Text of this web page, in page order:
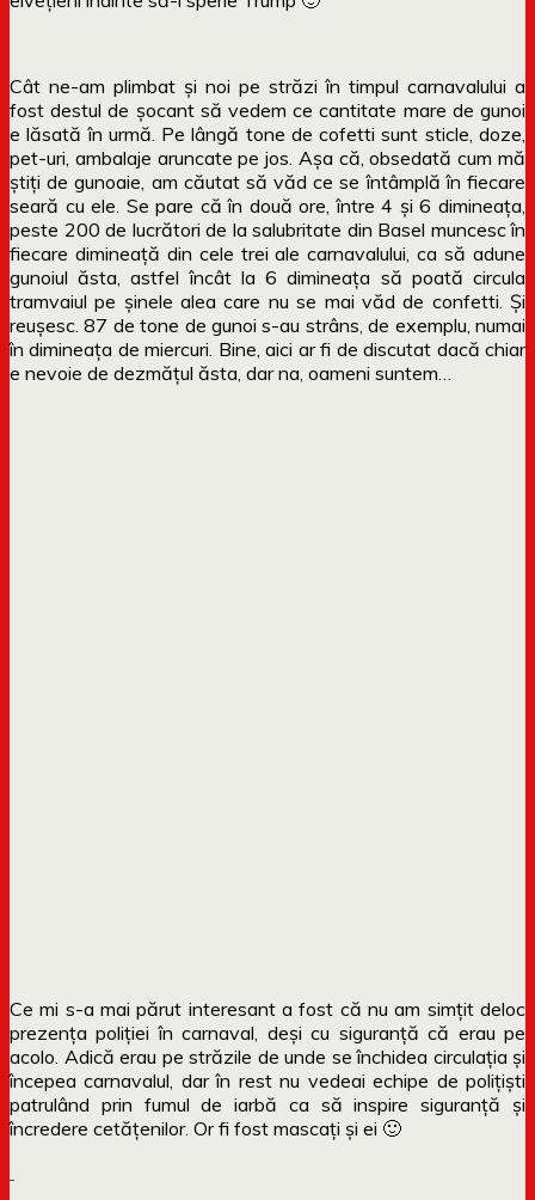
Cât ne-am plimbat și noi pe străzi în timpul carnavalului a
fost destul de șocant să vedem ce cantitate mare de gunoi
e lăsată în urmă. Pe lângă tone de cofetti sunt sticle, doze,
pet-uri, ambalaje aruncate pe jos. Așa că, obsedată cum mă
știți de gunoaie, am căutat să văd ce se întâmplă în fiecare
seară cu ele. Se pare că în două ore, între 4 și 6 dimineața,
peste 200 de lucrători de la salubritate din Basel muncesc în
fiecare dimineață din cele trei ale carnavalului, ca să adune
gunoiul ăsta, astfel încât la 6 dimineața să poată circula
tramvaiul pe șinele alea care nu se mai văd de confetti. Și
reușesc. 87 de tone de gunoi s-au strâns, de exemplu, numai
în dimineața de miercuri. Bine, aici ar fi de discutat dacă chiar
e nevoie de dezmățul ăsta, dar na, oameni suntem…
Ce mi s-a mai părut interesant a fost că nu am simțit deloc
prezența poliției în carnaval, deși cu siguranță că erau pe
acolo. Adică erau pe străzile de unde se închidea circulația și
începea carnavalul, dar în rest nu vedeai echipe de polițiști
patrulând prin fumul de iarbă ca să inspire siguranță și
încredere cetățenilor. Or fi fost mascați și ei 🙂